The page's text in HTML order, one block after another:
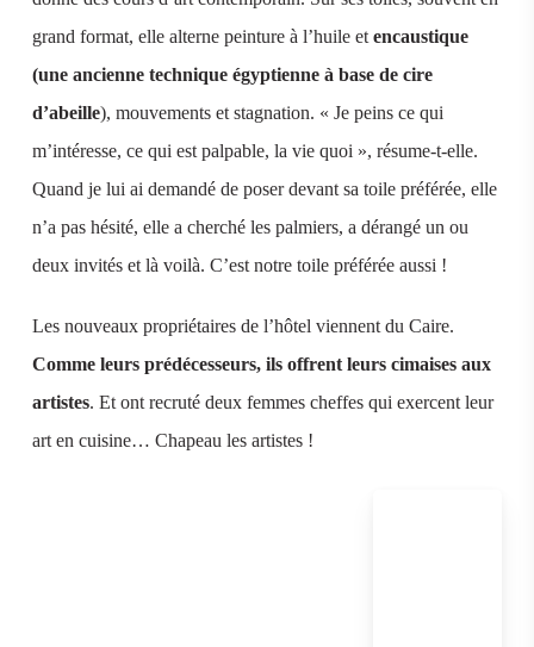
grand format, elle alterne peinture à l’huile et encaustique
(une ancienne technique égyptienne à base de cire
d’abeille), mouvements et stagnation. « Je peins ce qui
m’intéresse, ce qui est palpable, la vie quoi », résume-t-elle.
Quand je lui ai demandé de poser devant sa toile préférée, elle
n’a pas hésité, elle a cherché les palmiers, a dérangé un ou
deux invités et là voilà. C’est notre toile préférée aussi !
Les nouveaux propriétaires de l’hôtel viennent du Caire.
Comme leurs prédécesseurs, ils offrent leurs cimaises aux
artistes. Et ont recruté deux femmes cheffes qui exercent leur
art en cuisine… Chapeau les artistes !